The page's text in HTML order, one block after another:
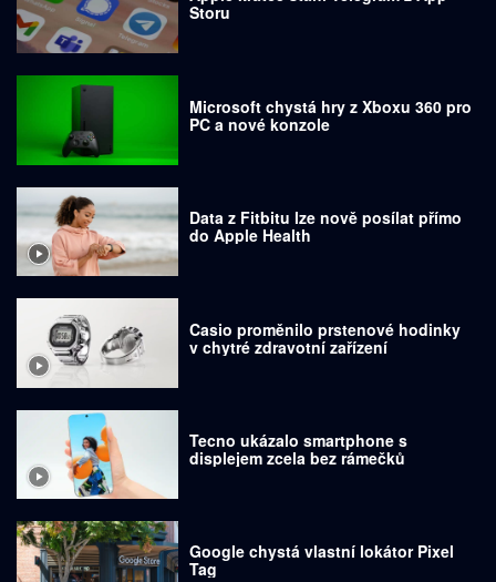
Storu
Microsoft chystá hry z Xboxu 360 pro
PC a nové konzole
Data z Fitbitu lze nově posílat přímo
do Apple Health
Casio proměnilo prstenové hodinky
v chytré zdravotní zařízení
Tecno ukázalo smartphone s
displejem zcela bez rámečků
Google chystá vlastní lokátor Pixel
Tag